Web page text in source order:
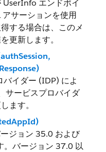
エンドポイ
サーションを使用
する場合は、このメ
更新します。
イダー (IDP) によ
サービスプロバイダ
ます。
ジョン 35.0 および
。バージョン 37.0 以